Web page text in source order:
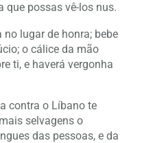
que possas vê-los nus.
no lugar de honra; bebe
o cálice da mão
ti, e haverá vergonha
contra o Líbano te
selvagens o
das pessoas, e da